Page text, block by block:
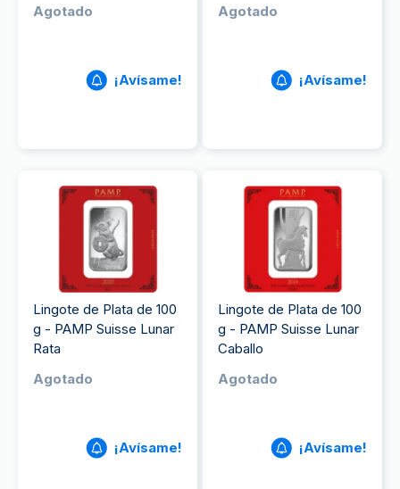
Agotado
¡Avísame!
Agotado
¡Avísame!
Lingote de Plata de 100
g - PAMP Suisse Lunar
Rata
Agotado
¡Avísame!
Lingote de Plata de 100
g - PAMP Suisse Lunar
Caballo
Agotado
¡Avísame!